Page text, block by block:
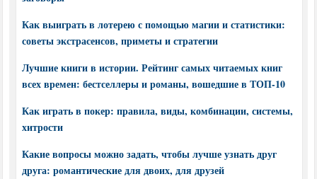
Как выиграть в лотерею с помощью магии и статистики:
советы экстрасенсов, приметы и стратегии
Лучшие книги в истории. Рейтинг самых читаемых книг
всех времен: бестселлеры и романы, вошедшие в ТОП-10
Как играть в покер: правила, виды, комбинации, системы,
хитрости
Какие вопросы можно задать, чтобы лучше узнать друг
друга: романтические для двоих, для друзей